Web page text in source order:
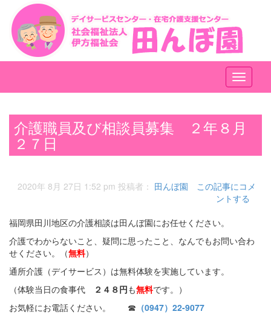
メ
ニ
ー
介護職員及び相談員募集 ２年８月
２７日
2020年 8月 27日 1:52 pm 投稿者： 田んぼ園
この記事にコメ
ントする
福岡県田川地区の介護相談は田んぼ園にお任せください。
介護でわからないこと、疑問に思ったこと、なんでもお問い合わ
せください。（無料）
通所介護（デイサービス）は無料体験を実施しています。
（体験当日の食事代
２４８円も無料です。）
お気軽にお電話ください。 ☎ （0947）22-9077